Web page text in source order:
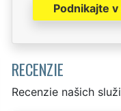
Podnikajte
RECENZIE
Recenzie našich